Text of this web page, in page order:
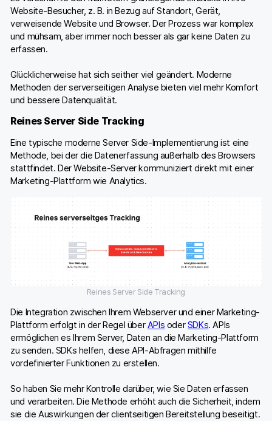
Website-Besucher, z. B. in Bezug auf Standort, Gerät,
verweisende Website und Browser. Der Prozess war komplex
und mühsam, aber immer noch besser als gar keine Daten zu
erfassen.
Glücklicherweise hat sich seither viel geändert. Moderne
Methoden der serverseitigen Analyse bieten viel mehr Komfort
und bessere Datenqualität.
Reines Server Side Tracking
Eine typische moderne Server Side-Implementierung ist eine
Methode, bei der die Datenerfassung außerhalb des Browsers
stattfindet. Der Website-Server kommuniziert direkt mit einer
Marketing-Plattform wie Analytics.
Reines Server Side Tracking
Die Integration zwischen Ihrem Webserver und einer Marketing-
Plattform erfolgt in der Regel überAPIs oderSDKs. APIs
ermöglichen es Ihrem Server, Daten an die Marketing-Plattform
zu senden. SDKs helfen, diese API-Abfragen mithilfe
vordefinierter Funktionen zu erstellen.
So haben Sie mehr Kontrolle darüber, wie Sie Daten erfassen
und verarbeiten. Die Methode erhöht auch die Sicherheit, indem
sie die Auswirkungen der clientseitigen Bereitstellung beseitigt.